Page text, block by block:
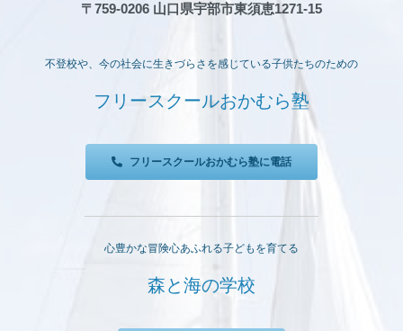
〒759-0206 山口県宇部市東須恵1271-15
不登校や、今の社会に生きづらさを感じている子供たちのための
フリースクールおかむら塾
フリースクールおかむら塾に電話
心豊かな冒険心あふれる子どもを育てる
森と海の学校